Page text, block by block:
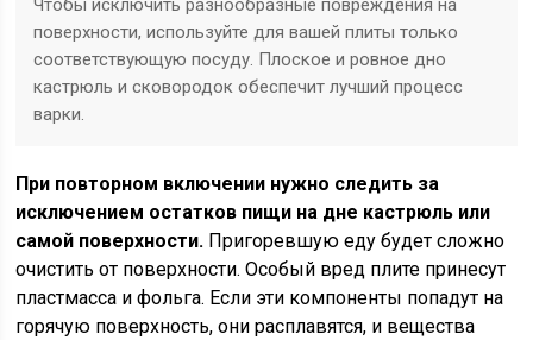
Чтобы исключить разнообразные повреждения на
поверхности, используйте для вашей плиты только
соответствующую посуду. Плоское и ровное дно
кастрюль и сковородок обеспечит лучший процесс
варки.
При повторном включении нужно следить за
исключением остатков пищи на дне кастрюль или
самой поверхности. Пригоревшую еду будет сложно
очистить от поверхности. Особый вред плите принесут
пластмасса и фольга. Если эти компоненты попадут на
горячую поверхность, они расплавятся, и вещества